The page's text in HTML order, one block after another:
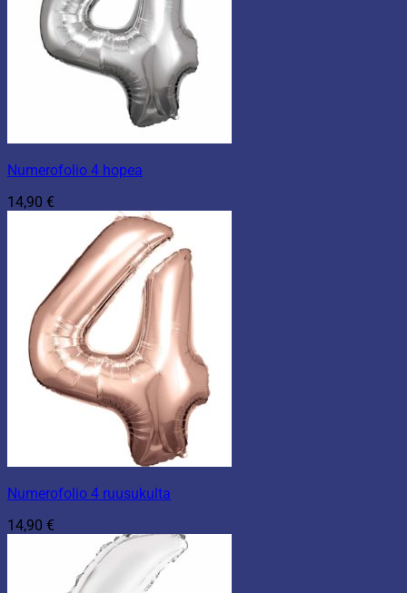
Numerofolio 4 hopea
14,90 €
Numerofolio 4 ruusukulta
14,90 €